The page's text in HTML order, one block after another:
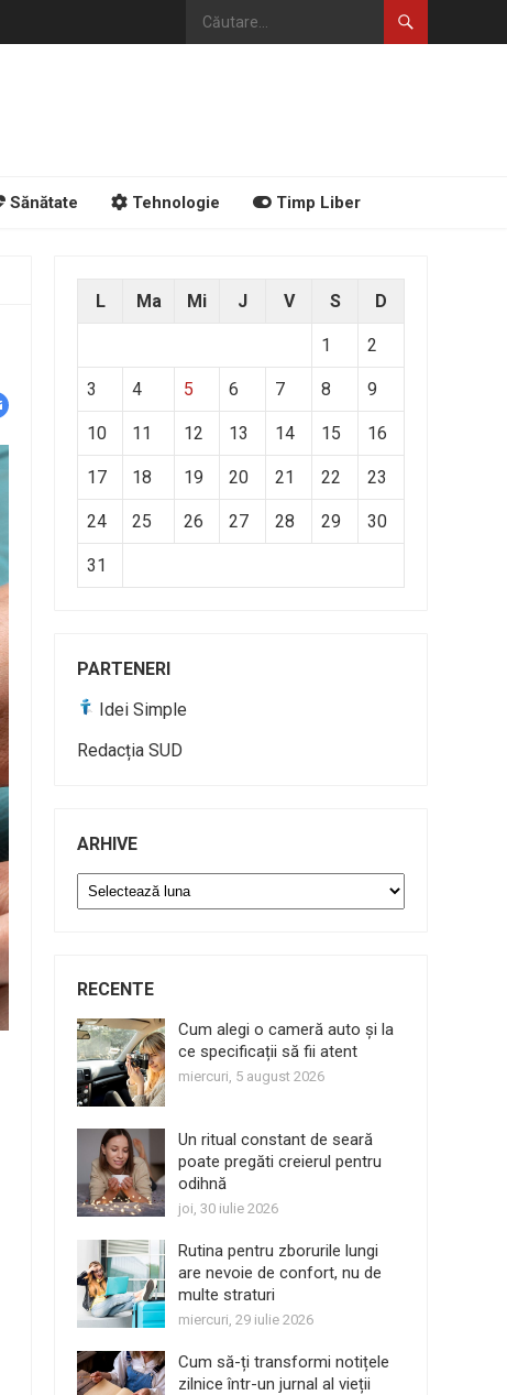
Sănătate Tehnologie Timp Liber
L Ma Mi J V S D
1 2
3 4 5 6 7 8 9
10 11 12 13 14 15 16
17 18 19 20 21 22 23
24 25 26 27 28 29 30
31
PARTENERI
Idei Simple
Redacția SUD
ARHIVE
Arhive
RECENTE
Cum alegi o cameră auto și la
ce specificații să fii atent
miercuri, 5 august 2026
Un ritual constant de seară
poate pregăti creierul pentru
odihnă
joi, 30 iulie 2026
Rutina pentru zborurile lungi
are nevoie de confort, nu de
multe straturi
miercuri, 29 iulie 2026
Cum să-ți transformi notițele
zilnice într-un jurnal al vieții